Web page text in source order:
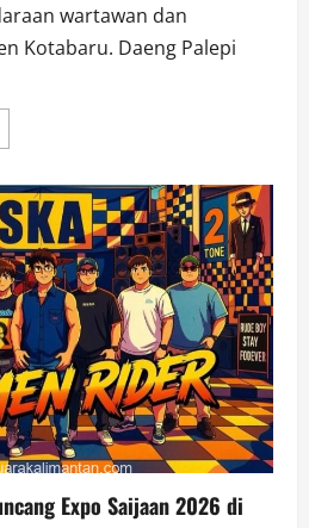
wartawan dan
Kotabaru. Daeng Palepi
Expo Saijaan 2026 di